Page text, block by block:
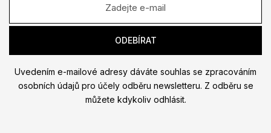
Uvedením e-mailové adresy dáváte souhlas se zpracováním
osobních údajů pro účely odběru newsletteru. Z odběru se
můžete kdykoliv odhlásit.